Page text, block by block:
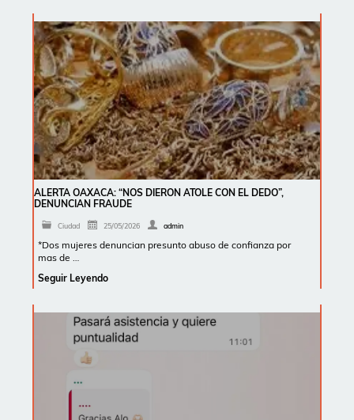
ALERTA OAXACA: “NOS DIERON ATOLE CON EL DEDO”,
DENUNCIAN FRAUDE
Ciudad 25/05/2026 admin
*Dos mujeres denuncian presunto abuso de confianza por
mas de …
Seguir Leyendo